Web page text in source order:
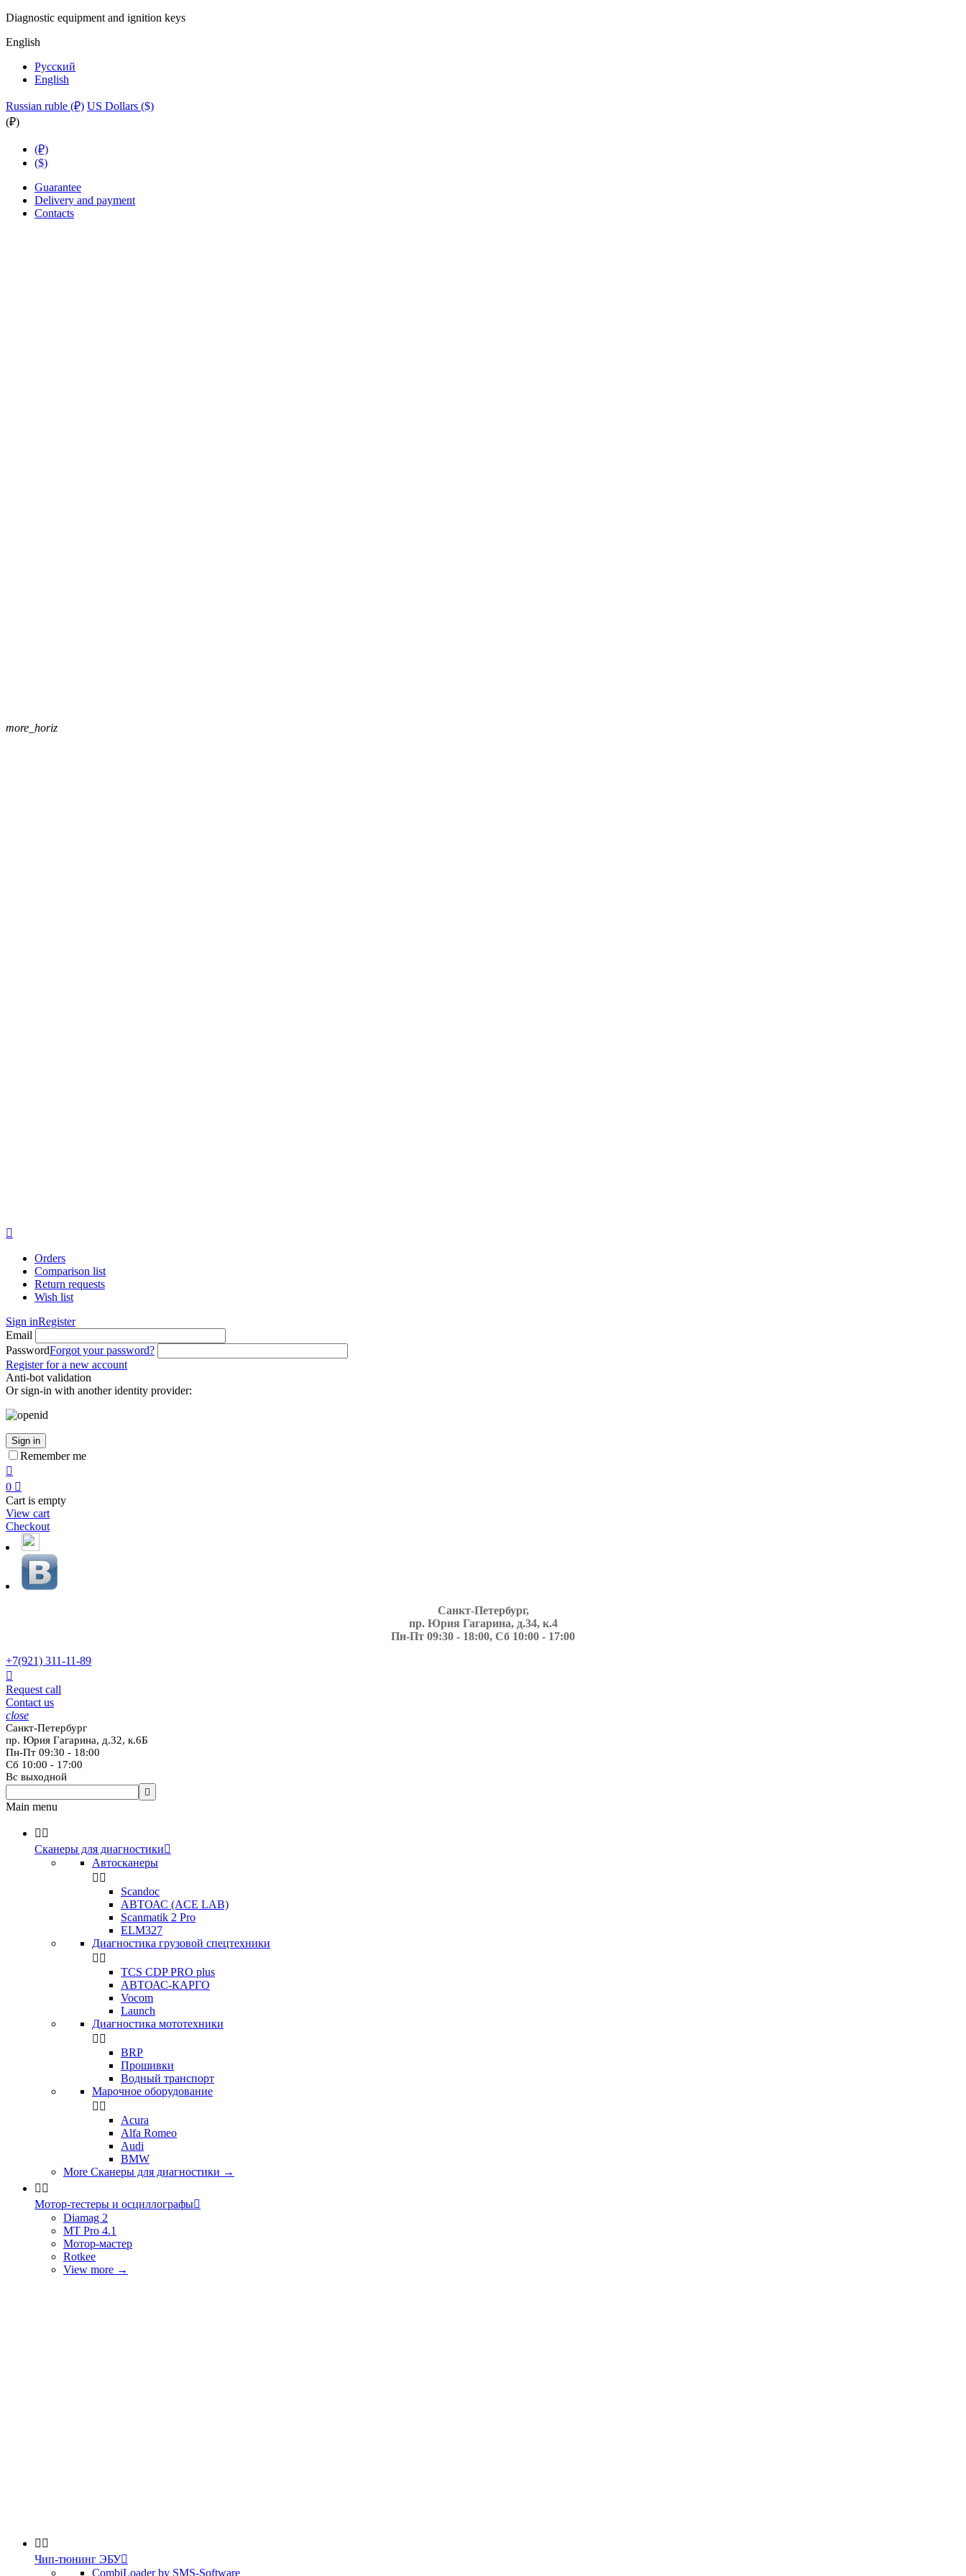
Diagnostic equipment and ignition keys
English
Русский
English
Russian ruble (₽) US Dollars ($)
(₽)
(₽)
($)
Guarantee
Delivery and payment
Contacts
more_horiz

Orders
Comparison list
Return requests
Wish list
Sign inRegister
Email
PasswordForgot your password?
Register for a new account
Anti-bot validation
Or sign-in with another identity provider:
Sign in
Remember me

0 
Cart is empty
View cart
Checkout
Санкт-Петербург,
пр. Юрия Гагарина, д.34, к.4
Пн-Пт 09:30 - 18:00, Сб 10:00 - 17:00
+7(921) 311-11-89

Request call
Contact us
close
Санкт-Петербург
пр. Юрия Гагарина, д.32, к.6Б
Пн-Пт 09:30 - 18:00
Сб 10:00 - 17:00
Вс выходной

Main menu
 
Сканеры для диагностики
Автосканеры
 
Scandoc
АВТОАС (ACE LAB)
Scanmatik 2 Pro
ELM327
Диагностика грузовой спецтехники
 
TCS CDP PRO plus
АВТОАС-КАРГО
Vocom
Launch
Диагностика мототехники
 
BRP
Прошивки
Водный транспорт
Марочное оборудование
 
Acura
Alfa Romeo
Audi
BMW
More Сканеры для диагностики →
 
Мотор-тестеры и осциллографы
Diamag 2
MT Pro 4.1
Мотор-мастер
Rotkee
View more →
 
Чип-тюнинг ЭБУ
CombiLoader by SMS-Software